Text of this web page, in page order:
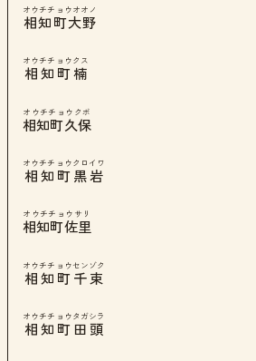
相知町大野
オウチチョウオオノ
相知町楠
オウチチョウクス
相知町久保
オウチチョウクボ
相知町黒岩
オウチチョウクロイワ
相知町佐里
オウチチョウサリ
相知町千束
オウチチョウセンゾク
相知町田頭
オウチチョウタガシラ